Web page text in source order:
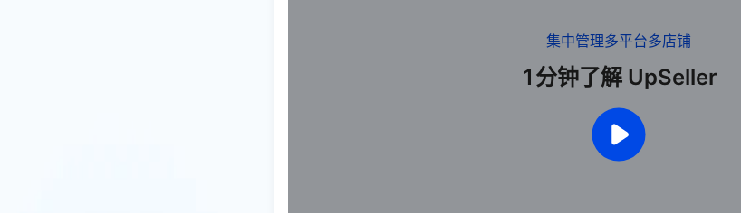
集中管理多平台多店铺
1分钟了解 UpSeller